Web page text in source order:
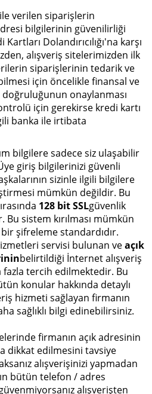
verilen siparişlerin
bilgilerinin güvenilirliği
Dolandırıcılığı'na karşı
alışveriş sitelerimizden ilk
siparişlerinin tedarik ve
için öncelikle finansal ve
onaylanması
için gerekirse kredi kartı
banka ile irtibata
bilgilere sadece siz ulaşabilir
giriş bilgilerinizi güvenli
sizinle ilgili bilgilere
mümkün değildir. Bu
128 bit SSLgüvenlik
sistem kırılması mümkün
şifreleme standardıdır.
servisi bulunan veaçık
belirtildiği İnternet alışveriş
tercih edilmektedir. Bu
konular hakkında detaylı
hizmeti sağlayan firmanın
sağlıklı bilgi edinebilirsiniz.
firmanın açık adresinin
dikkat edilmesini tavsiye
alışverişinizi yapmadan
bütün telefon / adres
alışverişten